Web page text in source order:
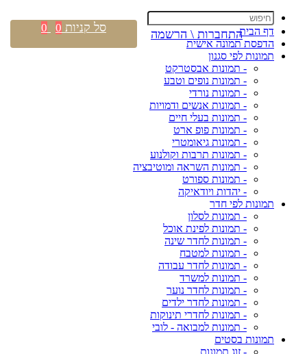
דף הבית
הדפסת תמונה אישית
תמונות לפי סגנון
- תמונות אבסטרקט
- תמונות נופים וטבע
- תמונות נורדי
- תמונות אנשים ודמויות
- תמונות בעלי חיים
- תמונות פופ ארט
- תמונות גיאומטרי
- תמונות תרבות וקולנוע
- תמונות השראה ומוטיבציה
- תמונות ספורט
- יהדות ויודאיקה
תמונות לפי חדר
- תמונות לסלון
- תמונות לפינת אוכל
- תמונות לחדר שינה
- תמונות למטבח
- תמונות לחדר עבודה
- תמונות למשרד
- תמונות לחדר נוער
- תמונות לחדר ילדים
- תמונות לחדרי תינוקות
- תמונות למבואה - לובי
תמונות בסטים
- זוג תמונות
התחברות \ הרשמה סל קניות 0
0